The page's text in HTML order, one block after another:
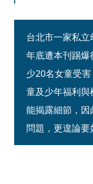
台北市一家私
年底遭本刊踢
少20名女童受
童及少年福利
能揭露細節，
問題，更遑論要